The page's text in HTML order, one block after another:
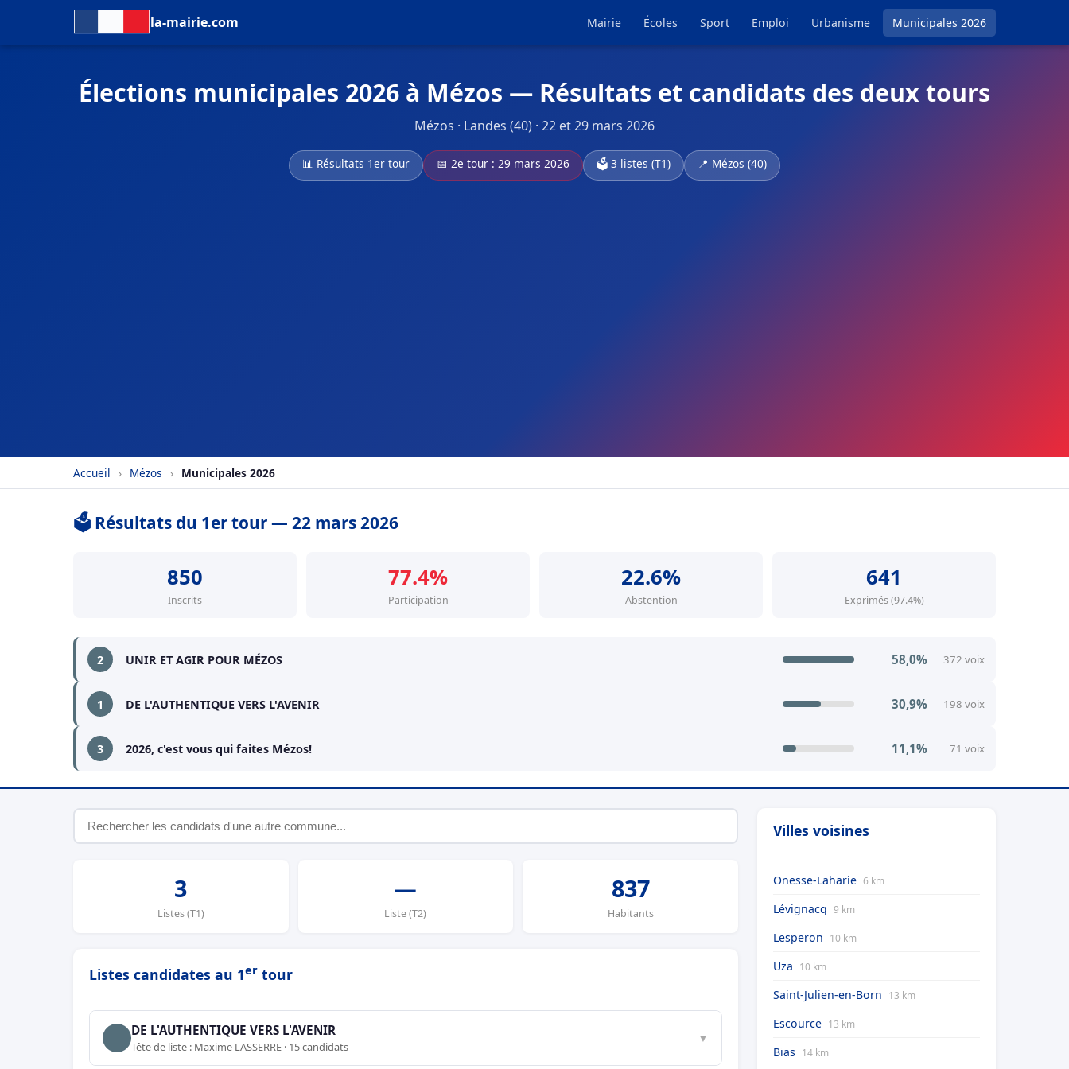
la-mairie.com Mairie Écoles Sport Emploi Urbanisme Municipales 2026
Élections municipales 2026 à Mézos — Résultats et candidats des deux tours
Mézos · Landes (40) · 22 et 29 mars 2026
📊 Résultats 1er tour 📅 2e tour : 29 mars 2026 🗳️ 3 listes (T1) 📍 Mézos (40)
Accueil › Mézos › Municipales 2026
🗳️ Résultats du 1er tour — 22 mars 2026
850
Inscrits
77.4%
Participation
22.6%
Abstention
641
Exprimés (97.4%)
2 UNIR ET AGIR POUR MÉZOS 58,0% 372 voix
1 DE L'AUTHENTIQUE VERS L'AVENIR 30,9% 198 voix
3 2026, c'est vous qui faites Mézos! 11,1% 71 voix
3
Listes (T1)
—
Liste (T2)
837
Habitants
Listes candidates au 1er tour
DE L'AUTHENTIQUE VERS L'AVENIR
Tête de liste : Maxime LASSERRE · 15 candidats
▼
Villes voisines
Onesse-Laharie 6 km
Lévignacq 9 km
Lesperon 10 km
Uza 10 km
Saint-Julien-en-Born 13 km
Escource 13 km
Bias 14 km